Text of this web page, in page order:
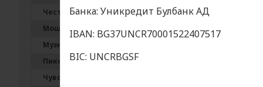
Банка: Уникредит Булбанк АД
IBAN: BG37UNCR70001522407517
BIC: UNCRBGSF
Честотна характеристика / Frequency Response
Мощност AES / Power Capacity AES ( low, mid, high)
Музикална мощност / Program Power ( low, mid, high)
Пикова мощност / Peak Power ( low, mid, high)
Чувствителност / Sensitivity 1W/1m